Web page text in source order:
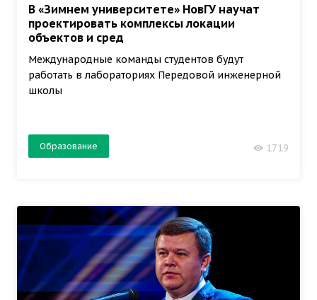
В «Зимнем университете» НовГУ научат
проектировать комплексы локации
объектов и сред
Международные команды студентов будут
работать в лабораториях Передовой инженерной
школы
Образование 1719